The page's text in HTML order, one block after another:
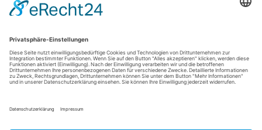
Kontakt
AGFEO GmbH & Co. KG
33647 Bielefeld
Fax: +49 521 44709-98555